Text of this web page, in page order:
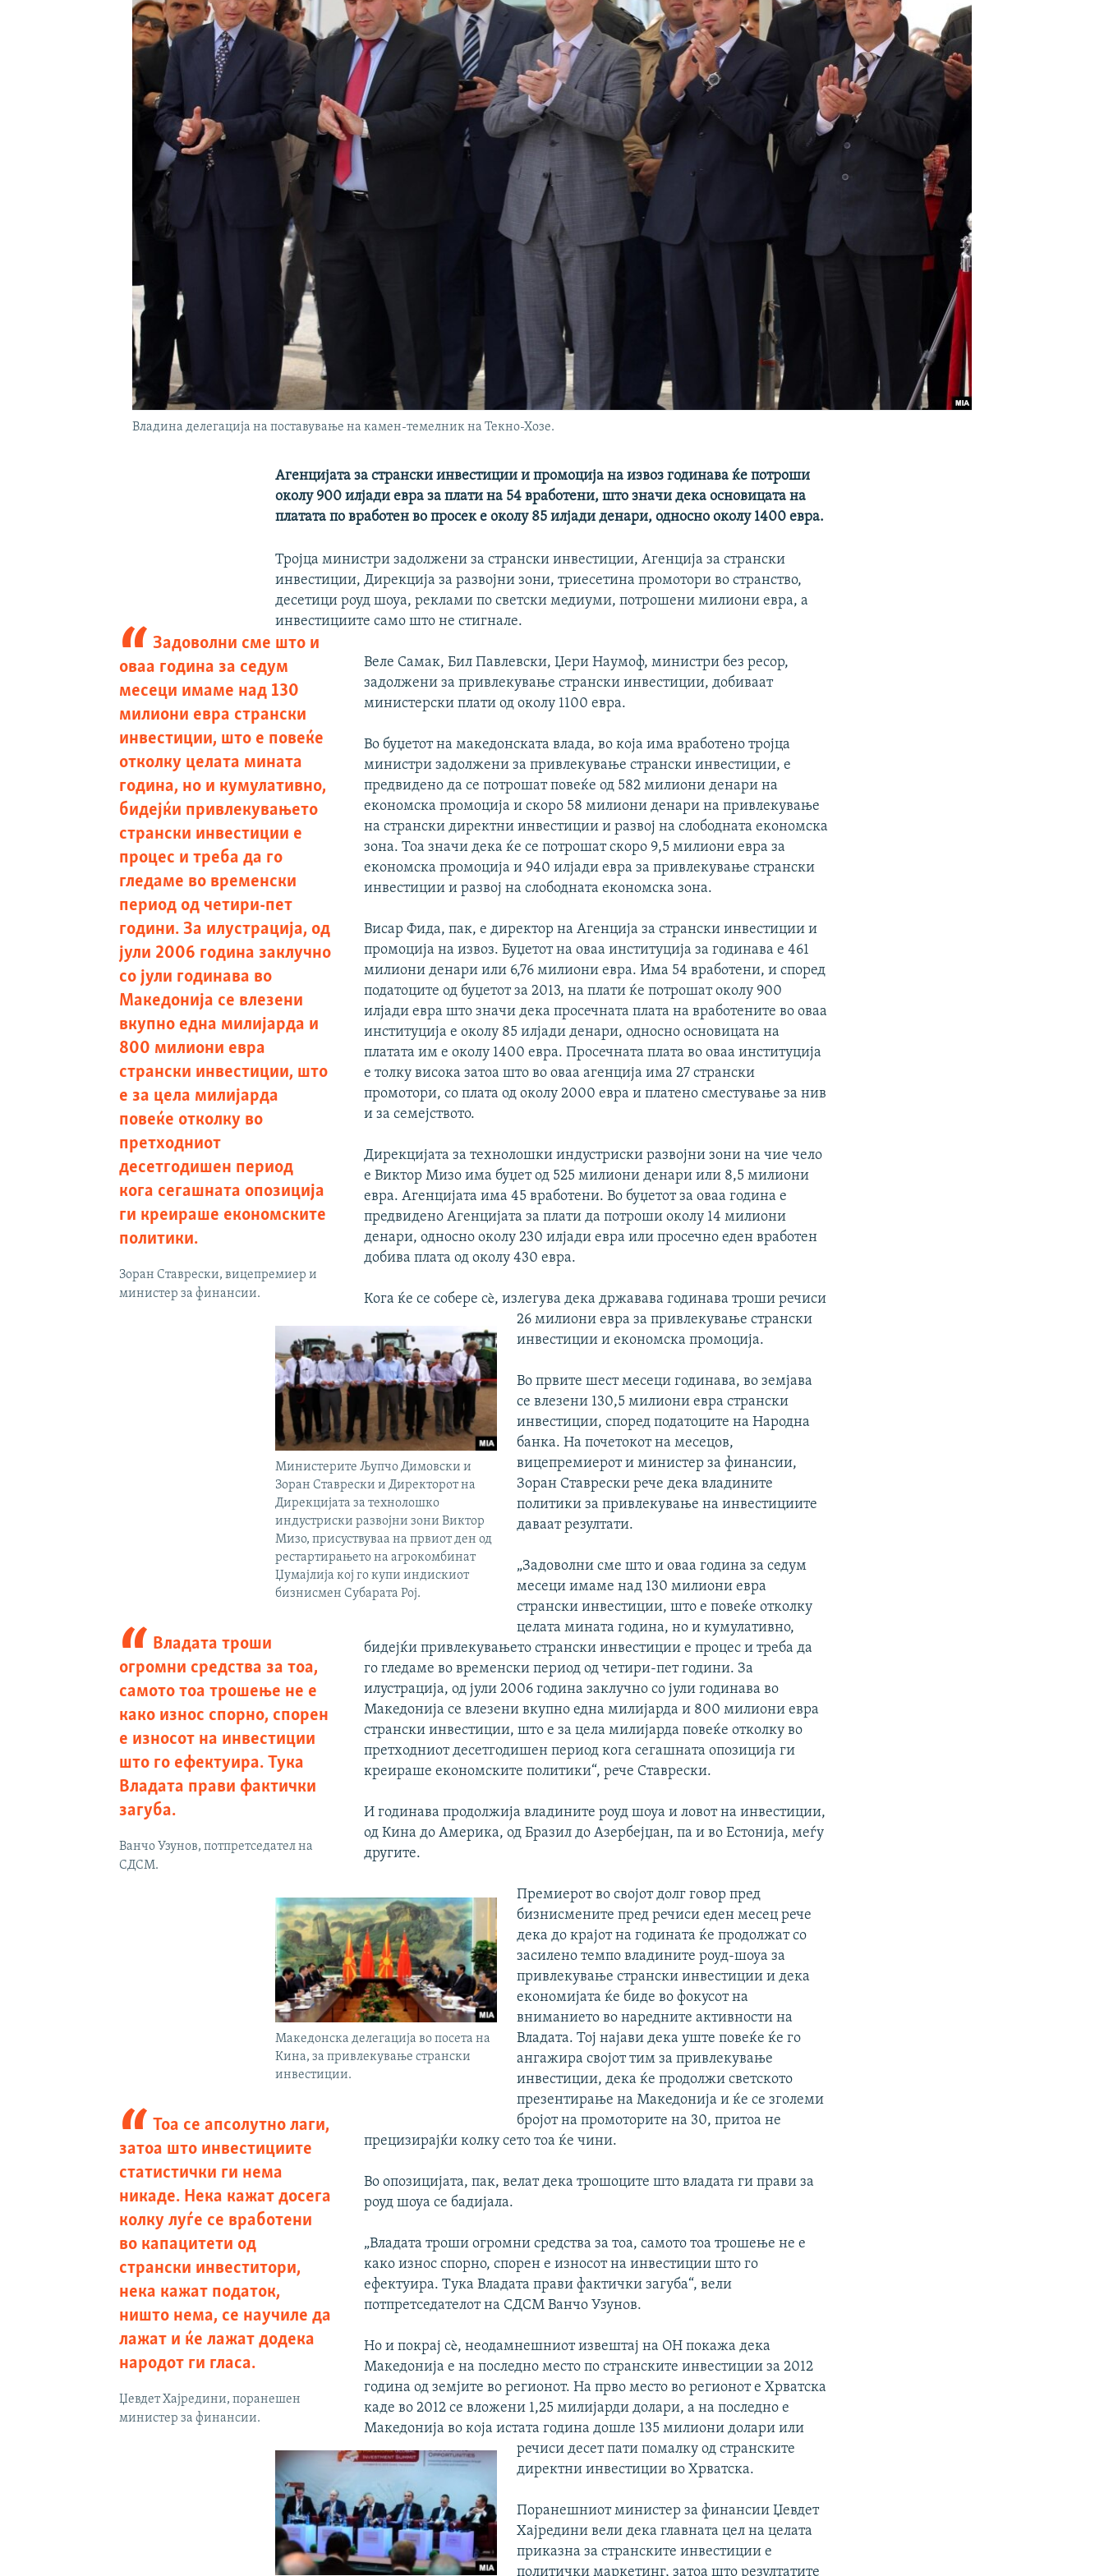
Владина делегација на поставување на камен-темелник на Текно-Хозе.
Агенцијата за странски инвестиции и промоција на извоз годинава ќе потроши
околу 900 илјади евра за плати на 54 вработени, што значи дека основицата на
платата по вработен во просек е околу 85 илјади денари, односно околу 1400 евра.
Тројца министри задолжени за странски инвестиции, Агенција за странски
инвестиции, Дирекција за развојни зони, триесетина промотори во странство,
десетици роуд шоуа, реклами по светски медиуми, потрошени милиони евра, а
инвестициите само што не стигнале.
Задоволни сме што и
оваа година за седум
месеци имаме над 130
милиони евра странски
инвестиции, што е повеќе
отколку целата мината
година, но и кумулативно,
бидејќи привлекувањето
странски инвестиции е
процес и треба да го
гледаме во временски
период од четири-пет
години. За илустрација, од
јули 2006 година заклучно
со јули годинава во
Македонија се влезени
вкупно една милијарда и
800 милиони евра
странски инвестиции, што
е за цела милијарда
повеќе отколку во
претходниот
десетгодишен период
кога сегашната опозиција
ги креираше економските
политики.
Зоран Ставрески, вицепремиер и
министер за финансии.
Веле Самак, Бил Павлевски, Џери Наумоф, министри без ресор,
задолжени за привлекување странски инвестиции, добиваат
министерски плати од околу 1100 евра.
Во буџетот на македонската влада, во која има вработено тројца
министри задолжени за привлекување странски инвестиции, е
предвидено да се потрошат повеќе од 582 милиони денари на
економска промоција и скоро 58 милиони денари на привлекување
на странски директни инвестиции и развој на слободната економска
зона. Тоа значи дека ќе се потрошат скоро 9,5 милиони евра за
економска промоција и 940 илјади евра за привлекување странски
инвестиции и развој на слободната економска зона.
Висар Фида, пак, е директор на Агенција за странски инвестиции и
промоција на извоз. Буџетот на оваа институција за годинава е 461
милиони денари или 6,76 милиони евра. Има 54 вработени, и според
податоците од буџетот за 2013, на плати ќе потрошат околу 900
илјади евра што значи дека просечната плата на вработените во оваа
институција е околу 85 илјади денари, односно основицата на
платата им е околу 1400 евра. Просечната плата во оваа институција
е толку висока затоа
Министерите Љупчо Димовски и
Зоран Ставрески и Директорот на
Дирекцијата за технолошко
индустриски развојни зони Виктор
Мизо, присуствуваа на првиот ден од
рестартирањето на агрокомбинат
Џумајлија кој го купи индискиот
бизнисмен Субарата Рој.
што во оваа агенција има 27 странски
промотори, со плата од околу 2000 евра и платено сместување за нив
и за семејството.
Владата троши
огромни средства за тоа,
самото тоа трошење не е
како износ спорно, спорен
е износот на инвестиции
што го ефектуира. Тука
Владата прави фактички
загуба.
Ванчо Узунов, потпретседател на
СДСМ.
Дирекцијата за технолошки индустриски развојни зони на чие чело
е Виктор Мизо има буџет од 525 милиони денари или 8,5 милиони
евра. Агенцијата има 45 вработени. Во буџетот за оваа година е
предвидено Агенцијата за плати да потроши околу 14 милиони
денари, односно околу 230 илјади евра или просечно еден вработен
добива плата од околу 430 евра.
Кога ќе се собере сè, излегува дека државава годинава троши речиси
26 милиони евра за привлекување странски
инвестиции и економска промоција.
Во првите шест месеци годинава, во земјава
се влезени 130,5 милиони евра странски
инвестиции, според податоците на Народна
банка. На почетокот на месецов,
вицепремиерот и министер за финансии,
Зоран Ставрески рече дека владините
политики за привлекување на инвестициите
даваат резултати.
Македонска делегација во посета на
Кина, за привлекување странски
инвестиции.
„Задоволни сме што и оваа година за седум
месеци имаме над 130 милиони евра
странски инвестиции, што е повеќе отколку
целата мината година, но и кумулативно,
бидејќи привлекувањето странски инвестиции е процес и треба да
го гледаме во временски период од четири-пет години. За
илустрација, од јули 2006 година заклучно со јули годинава во
Македонија се влезени
Тоа се апсолутно лаги,
затоа што инвестициите
статистички ги нема
никаде. Нека кажат досега
колку луѓе се вработени
во капацитети од
странски инвеститори,
нека кажат податок,
ништо нема, се научиле да
лажат и ќе лажат додека
народот ги гласа.
Џевдет Хајредини, поранешен
министер за финансии.
вкупно една милијарда и 800 милиони евра
странски инвестиции, што е за цела милијарда повеќе отколку во
претходниот десетгодишен период кога сегашната опозиција ги
креираше економските политики“, рече Ставрески.
И годинава продолжија владините роуд шоуа и ловот на инвестиции,
од Кина до Америка, од Бразил до Азербејџан, па и во Естонија, меѓу
другите.
Премиерот во својот долг говор пред
бизнисмените пред речиси еден месец рече
дека до крајот на годината ќе продолжат со
засилено темпо владините роуд-шоуа за
привлекување странски инвестиции и дека
економијата ќе биде во фокусот на
вниманието во наредните активности на
Владата. Тој најави дека уште повеќе ќе го
ангажира својот тим за привлекување
инвестиции, дека ќе продолжи светското
презентирање на Македонија и ќе се зголеми
бројот на промоторите на 30, притоа не
прецизирајќи колку сето тоа ќе чини.
Во опозицијата, пак, велат дека трошоците што владата ги прави за
роуд шоуа се бадијала.
„Владата троши огромни средства за тоа, самото тоа трошење не е
како износ спорно, спорен е износот на инвестиции што го
ефектуира. Тука Владата прави фактички загуба“, вели
потпретседателот на СДСМ Ванчо Узунов.
Но и покрај сè, неодамнешниот извештај на ОН покажа дека
Македонија е на последно место по странските инвестиции за 2012
година од земјите во регионот. На прво место во регионот е Хрватска
каде во 2012 се вложени 1,25 милијарди долари, а на последно е
Македонија во која истата година дошле 135 милиони долари или
речиси десет пати помалку од странските
директни инвестиции во Хрватска.
Поранешниот министер за финансии Џевдет
Хајредини вели дека главната цел на целата
приказна за странските инвестиции е
политички маркетинг, затоа што резултатите